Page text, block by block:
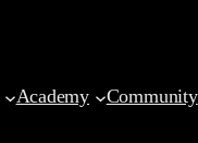
Academy Community